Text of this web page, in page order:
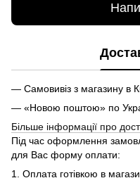
— Самовивіз з магазину в
— «Новою поштою» по
Більше інформації про
Під час оформлення
для Вас форму оплати:
1. Оплата готівкою в